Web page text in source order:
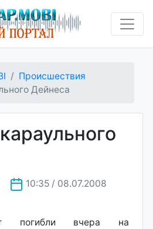
Происшествия
Дейнеса
10:35 / 08.07.2008
погибли вчера на